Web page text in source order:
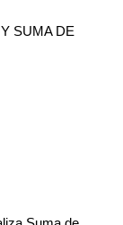
SUMA DE